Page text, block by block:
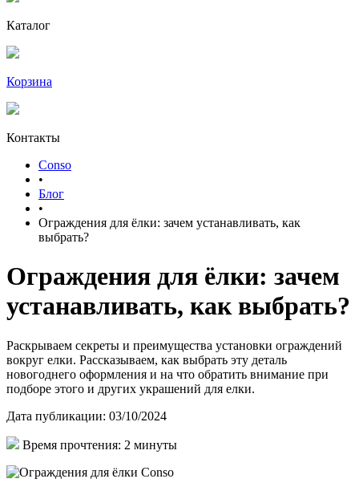
Каталог
Корзина
Контакты
Conso
•
Блог
•
Ограждения для ёлки: зачем устанавливать, как
выбрать?
Ограждения для ёлки: зачем
устанавливать, как выбрать?
Раскрываем секреты и преимущества установки ограждений
вокруг елки. Рассказываем, как выбрать эту деталь
новогоднего оформления и на что обратить внимание при
подборе этого и других украшений для елки.
Дата публикации: 03/10/2024
Время прочтения: 2 минуты